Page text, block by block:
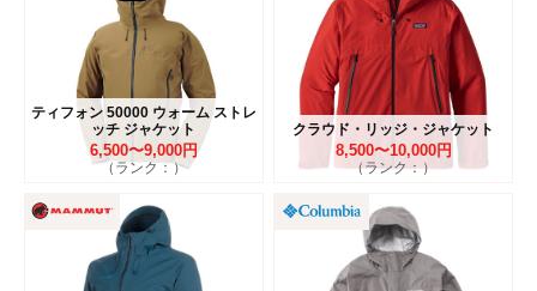
ティフォン 50000 ウォーム ストレ
ッチ ジャケット
6,500〜9,000円
（ランク：）
クラウド・リッジ・ジャケット
8,500〜10,000円
（ランク：）